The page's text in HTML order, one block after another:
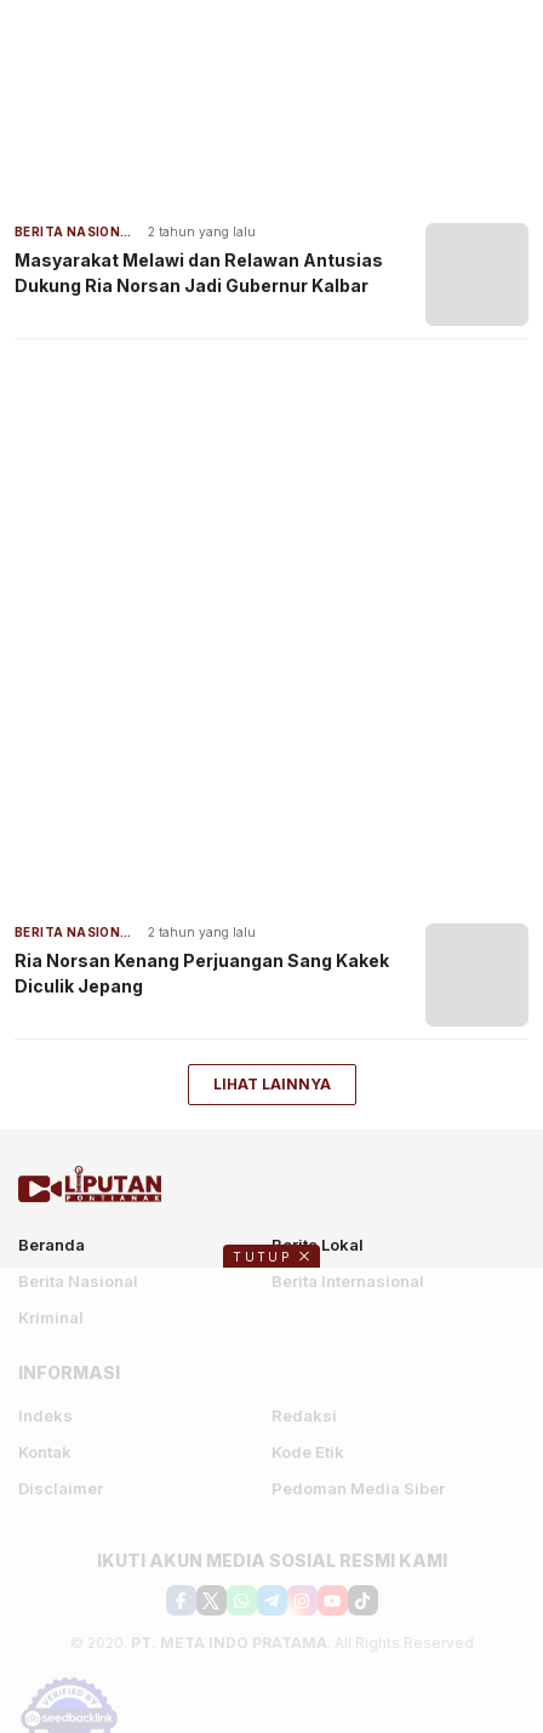
BERITA NASIONAL 2 tahun yang lalu
Masyarakat Melawi dan Relawan Antusias
Dukung Ria Norsan Jadi Gubernur Kalbar
BERITA NASIONAL 2 tahun yang lalu
Ria Norsan Kenang Perjuangan Sang Kakek
Diculik Jepang
LIHAT LAINNYA
Beranda
Berita Lokal
Berita Nasional
Berita Internasional
Kriminal
INFORMASI
Indeks
Redaksi
Kontak
Kode Etik
Disclaimer
Pedoman Media Siber
IKUTI AKUN MEDIA SOSIAL RESMI KAMI
© 2020. PT. META INDO PRATAMA . All Rights Reserved
TUTUP